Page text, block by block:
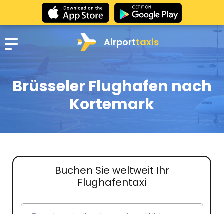
Airporttaxis
Brüsseler Flughafen nach
Kortemark
Buchen Sie weltweit Ihr
Flughafentaxi